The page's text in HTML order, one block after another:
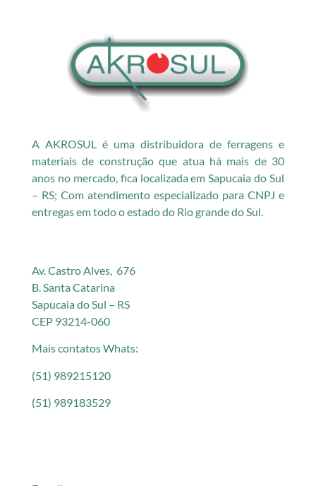
A AKROSUL é uma distribuidora de ferragens e
materiais de construção que atua há mais de 30
anos no mercado, fica localizada em Sapucaia do Sul
– RS; Com atendimento especializado para CNPJ e
entregas em todo o estado do Rio grande do Sul.
Av. Castro Alves, 676
B. Santa Catarina
Sapucaia do Sul – RS
CEP 93214-060
Mais contatos Whats:
(51) 989215120
(51) 989183529